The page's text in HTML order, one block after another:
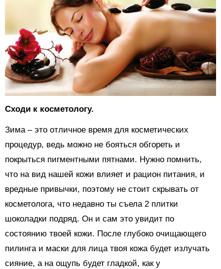
Сходи к косметологу.
Зима – это отличное время для косметических
процедур, ведь можно не бояться обгореть и
покрыться пигментными пятнами. Нужно помнить,
что на вид нашей кожи влияет и рацион питания, и
вредные привычки, поэтому не стоит скрывать от
косметолога, что недавно ты съела 2 плитки
шоколадки подряд. Он и сам это увидит по
состоянию твоей кожи. После глубоко очищающего
пилинга и маски для лица твоя кожа будет излучать
сияние, а на ощупь будет гладкой, как у